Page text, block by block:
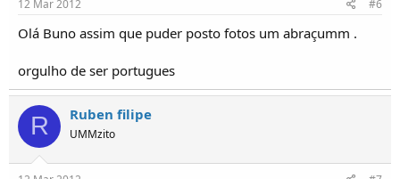
12 Mar 2012 #6
Olá Buno assim que puder posto fotos um abraçumm .
orgulho de ser portugues
R Ruben filipe
UMMzito